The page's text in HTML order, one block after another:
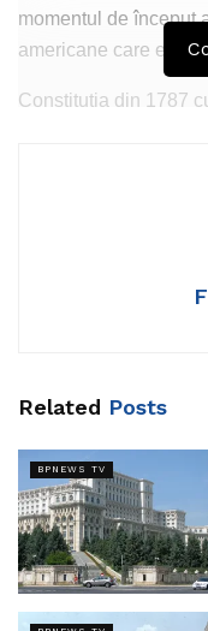
momentul de început
americane care este
Constituția din 1787
Sunt puține cazurile
atât de mult.
Britanie este o
din punct de vedere
Related Posts
BPNEWS TV